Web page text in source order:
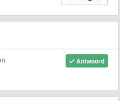
Antwoord